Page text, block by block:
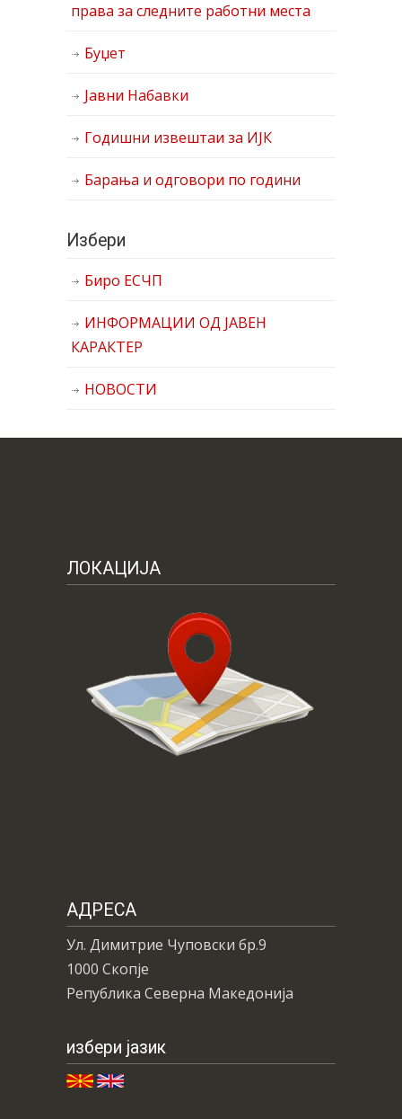
права за следните работни места
Буџет
Јавни Набавки
Годишни извештаи за ИЈК
Барања и одговори по години
Избери
Биро ЕСЧП
ИНФОРМАЦИИ ОД ЈАВЕН
КАРАКТЕР
НОВОСТИ
ЛОКАЦИЈА
АДРЕСА
Ул. Димитрие Чуповски бр.9
1000 Скопје
Република Северна Македонија
избери јазик